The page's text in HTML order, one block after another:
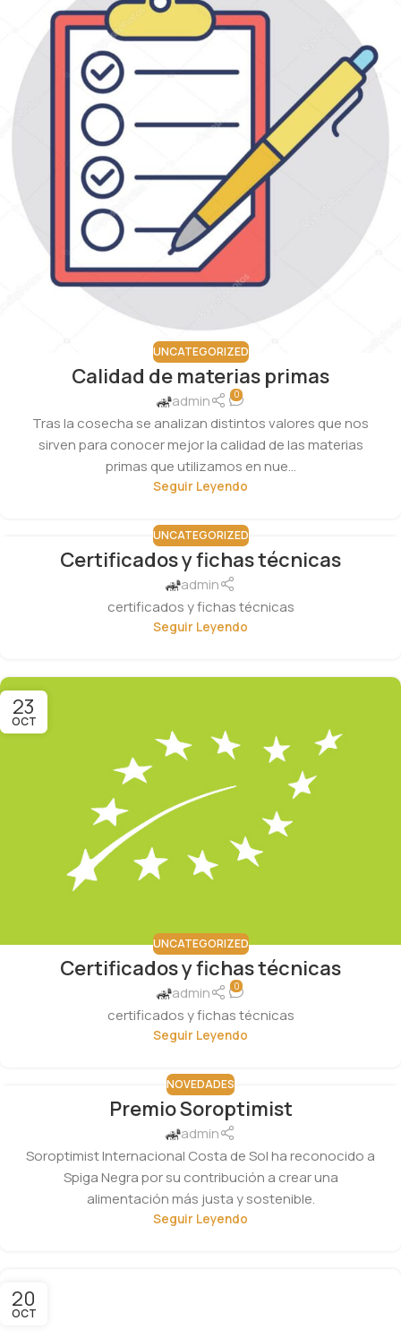
UNCATEGORIZED
Calidad de materias primas
admin 0
Tras la cosecha se analizan distintos valores que nos
sirven para conocer mejor la calidad de las materias
primas que utilizamos en nue...
Seguir Leyendo
UNCATEGORIZED
Certificados y fichas técnicas
admin
certificados y fichas técnicas
Seguir Leyendo
23
OCT
UNCATEGORIZED
Certificados y fichas técnicas
admin 0
certificados y fichas técnicas
Seguir Leyendo
NOVEDADES
Premio Soroptimist
admin
Soroptimist Internacional Costa de Sol ha reconocido a
Spiga Negra por su contribución a crear una
alimentación más justa y sostenible.
Seguir Leyendo
20
OCT